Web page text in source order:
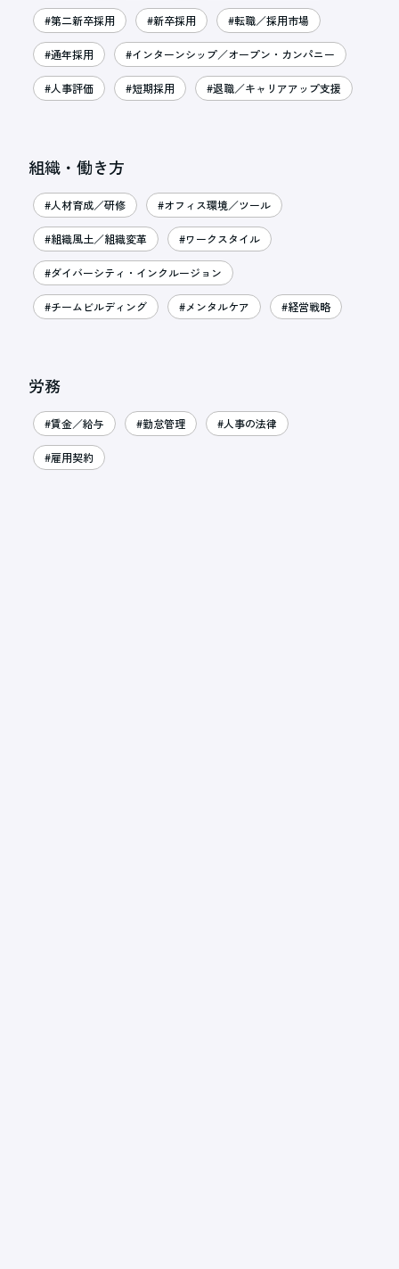
#第二新卒採用 #新卒採用 #転職／採用市場
#通年採用 #インターンシップ／オープン・カンパニー
#人事評価 #短期採用 #退職／キャリアアップ支援
組織・働き方
#人材育成／研修 #オフィス環境／ツール
#組織風土／組織変革 #ワークスタイル
#ダイバーシティ・インクルージョン
#チームビルディング #メンタルケア #経営戦略
労務
#賃金／給与 #勤怠管理 #人事の法律
#雇用契約